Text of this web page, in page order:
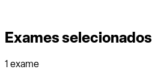
Exames selecionados
1 exame